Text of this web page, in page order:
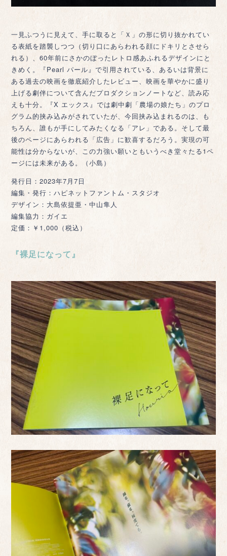
一見ふつうに見えて、手に取ると「Ｘ」の形に切り抜かれてい
る表紙を踏襲しつつ（切り口にあらわれる顔にドキリとさせら
れる）、60年前にさかのぼったレトロ感あふれるデザインにと
きめく。『Pearl パール』で引用されている、あるいは背景に
ある過去の映画を徹底紹介したレビュー、映画を華やかに盛り
上げる劇伴について含んだプロダクションノートなど、読み応
えも十分。『X エックス』では劇中劇「農場の娘たち」のプロ
グラム的挟み込みがされていたが、今回挟み込まれるのは、も
ちろん、誰もが手にしてみたくなる「アレ」である。そして最
後のページにあらわれる「広告」に歓喜するだろう。実現の可
能性は分からないが、この力強い願いともいうべき堂々たる1ペ
ージには未来がある。（小島）
発行日：2023年7月7日
編集・発行：ハピネットファントム・スタジオ
デザイン：大島依提亜・中山隼人
編集協力：ガイエ
定価：￥1,000（税込）
『裸足になって』